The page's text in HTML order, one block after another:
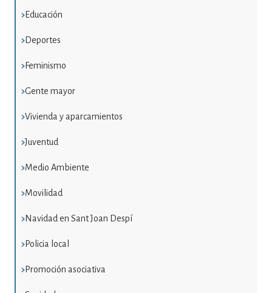
Educación
Deportes
Feminismo
Gente mayor
Vivienda y aparcamientos
Juventud
Medio Ambiente
Movilidad
Navidad en Sant Joan Despí
Policia local
Promoción asociativa